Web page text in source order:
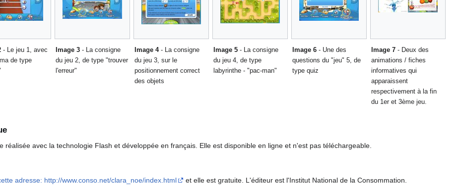
- Le jeu 1, avec
de type
Image 3 - La consigne
du jeu 2, de type "trouver
l'erreur"
Image 4- La consigne
du jeu 3, sur le
positionnement correct
des objets
Image 5 - La consigne
du jeu 4, de type
labyrinthe - "pac-man"
Image 6 - Une des
questions du "jeu" 5, de
type quiz
Image 7 - Deux des
animations / fiches
informatives qui
apparaissent
respectivement à la fin
du 1er et 3ème jeu.
réalisée avec la technologie Flash et développée en français. Elle est disponible en ligne et n'est pas téléchargeable.
adresse: http://www.conso.net/clara_noe/index.html et elle est gratuite. L'éditeur est l'Institut National de la Consommation.